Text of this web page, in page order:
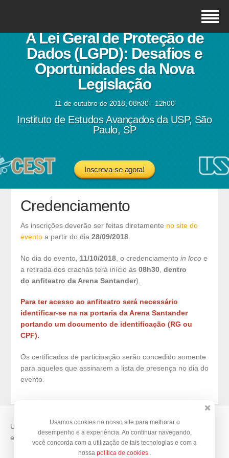
A Lei Geral de Proteção de
Dados (LGPD): Desafios e
Oportunidades da Nova
Legislação
11 de outubro de 2018, 08h30 - 12h00
Instituto de Estudos Avançados da USP, São
Paulo, SP
Inscreva-se agora!
Credenciamento
As inscrições deverão ser feitas diretamente no site do
evento a partir do dia 28/09/2018
No dia do evento, 11/10/2018 , o credenciamento in loco e
a retirada dos crachás terá início às 08h30 dentro
do anfiteatro da Arena Santander).
Para ter acesso ao anfiteatro será necessário
identificar-se na na portaria da Arena Santander
portando um documento de identificação (RG ou
CPF).
Os certificados de participação serão concedido somente
para aqueles que assinarem a lista de presença no dia do
evento.
Use o
para vender suas inscrições e organizar seus
eventos.
Usamos cookies no nosso site para melhorar o
desempenho e a experiência. Ao continuar navegando,
você concorda com a utilização de tais tecnologias e com a
nossa política de cookies .